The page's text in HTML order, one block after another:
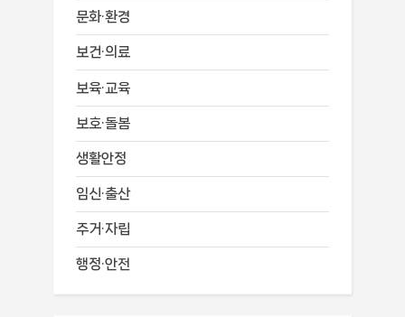
문화·환경
보건·의료
보육·교육
보호·돌봄
생활안정
임신·출산
주거·자립
행정·안전